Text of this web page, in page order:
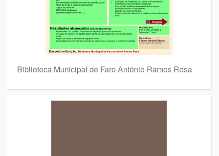
Biblioteca Municipal de Faro António Ramos Rosa